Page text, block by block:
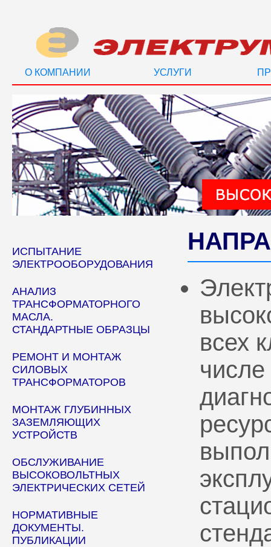
О КОМПАНИИ УСЛУГИ
ИСПЫТАНИЕ
ЭЛЕКТРООБОРУДОВАНИЯ
АНАЛИЗ
ТРАНСФОРМАТОРНОГО
МАСЛА.
СТАНДАРТНЫЕ ОБРАЗЦЫ
РЕМОНТ И МОНТАЖ
СИЛОВЫХ
ТРАНСФОРМАТОРОВ
МОНТАЖ ГЛУБИННЫХ
ЗАЗЕМЛЯЮЩИХ
УСТРОЙСТВ
ОБСЛУЖИВАНИЕ
ВЫСОКОВОЛЬТНЫХ
ЭЛЕКТРИЧЕСКИХ СЕТЕЙ
НОРМАТИВНЫЕ
ДОКУМЕНТЫ.
ПУБЛИКАЦИИ
всех